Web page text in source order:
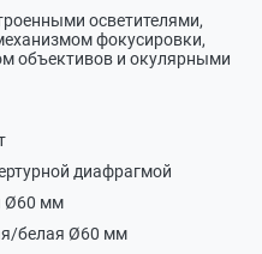
осветителями,
фокусировки,
объективов и окулярными
диафрагмой
Ø60 мм
белая Ø60 мм